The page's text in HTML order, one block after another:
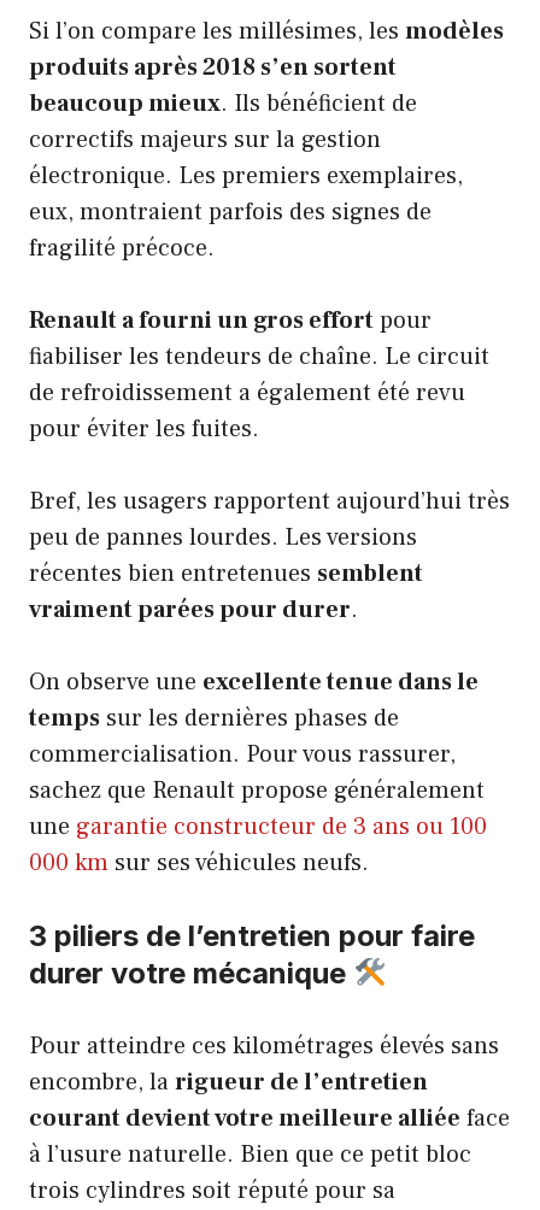
Si l’on compare les millésimes, les modèles
produits après 2018 s’en sortent
beaucoup mieux. Ils bénéficient de
correctifs majeurs sur la gestion
électronique. Les premiers exemplaires,
eux, montraient parfois des signes de
fragilité précoce.
Renault a fourni un gros effortpour
fiabiliser les tendeurs de chaîne. Le circuit
de refroidissement a également été revu
pour éviter les fuites.
Bref, les usagers rapportent aujourd’hui très
peu de pannes lourdes. Les versions
récentes bien entretenues semblent
vraiment parées pour durer.
On observe une excellente tenue dans le
temps sur les dernières phases de
commercialisation. Pour vous rassurer,
sachez que Renault propose généralement
une garantie constructeur de 3 ans ou 100
000 km sur ses véhicules neufs.
3 piliers de l’entretien pour faire
durer votre mécanique
Pour atteindre ces kilométrages élevés sans
encombre, larigueur de l’entretien
courant devient votre meilleure alliée face
à l’usure naturelle. Bien que ce petit bloc
trois cylindres soit réputé pour sa